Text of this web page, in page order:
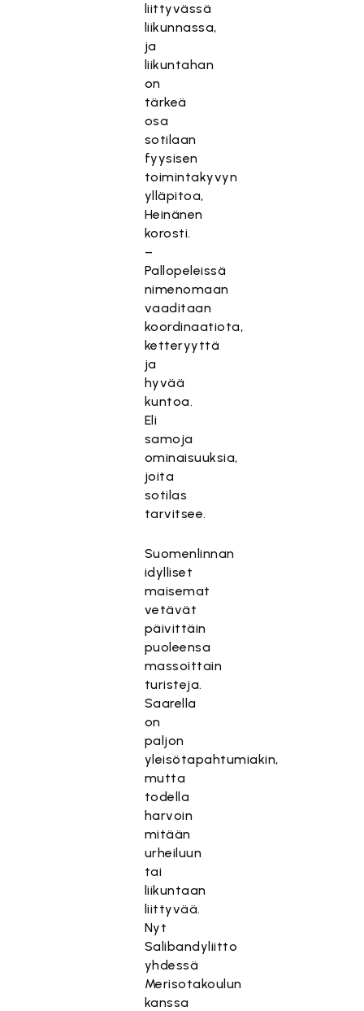
liittyvässä
liikunnassa,
ja
liikuntahan
on
tärkeä
osa
sotilaan
fyysisen
toimintakyvyn
ylläpitoa,
Heinänen
korosti.
–
Pallopeleissä
nimenomaan
vaaditaan
koordinaatiota,
ketteryyttä
ja
hyvää
kuntoa.
Eli
samoja
ominaisuuksia,
joita
sotilas
tarvitsee.
Suomenlinnan
idylliset
maisemat
vetävät
päivittäin
puoleensa
massoittain
turisteja.
Saarella
on
paljon
yleisötapahtumiakin,
mutta
todella
harvoin
mitään
urheiluun
tai
liikuntaan
liittyvää.
Nyt
Salibandyliitto
yhdessä
Merisotakoulun
kanssa